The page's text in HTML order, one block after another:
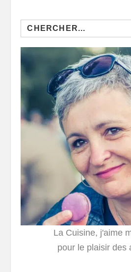
Search
for:
La Cuisine, j'aime
pour le plaisir